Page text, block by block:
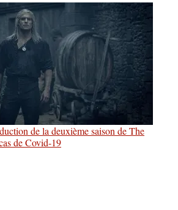
de la deuxième saison de The
de Covid-19